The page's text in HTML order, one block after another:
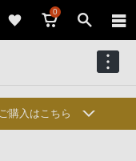
0
ご購入はこちら